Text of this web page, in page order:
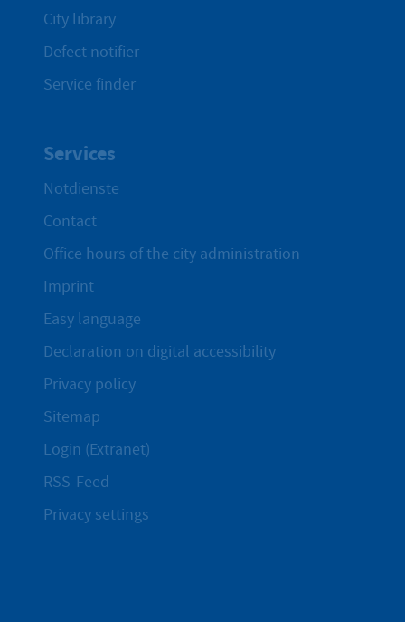
City library
Defect notifier
Service finder
Services
Notdienste
Contact
Office hours of the city administration
Imprint
Easy language
Declaration on digital accessibility
Privacy policy
Sitemap
Login (Extranet)
RSS-Feed
Privacy settings